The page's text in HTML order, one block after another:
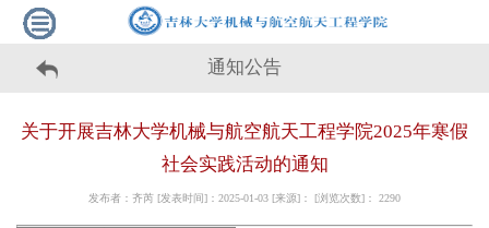
通知公告
关于开展吉林大学机械与航空航天工程学院2025年寒假
社会实践活动的通知
发布者：齐芮 [发表时间]：2025-01-03 [来源]： [浏览次数]： 2290